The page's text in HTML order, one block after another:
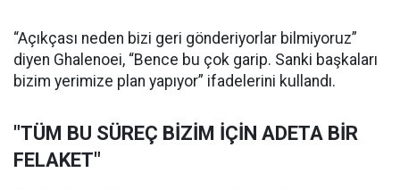
“Açıkçası neden bizi geri gönderiyorlar bilmiyoruz”
diyen Ghalenoei, “Bence bu çok garip. Sanki başkaları
bizim yerimize plan yapıyor” ifadelerini kullandı.
"TÜM BU SÜREÇ BİZİM İÇİN ADETA BİR
FELAKET"